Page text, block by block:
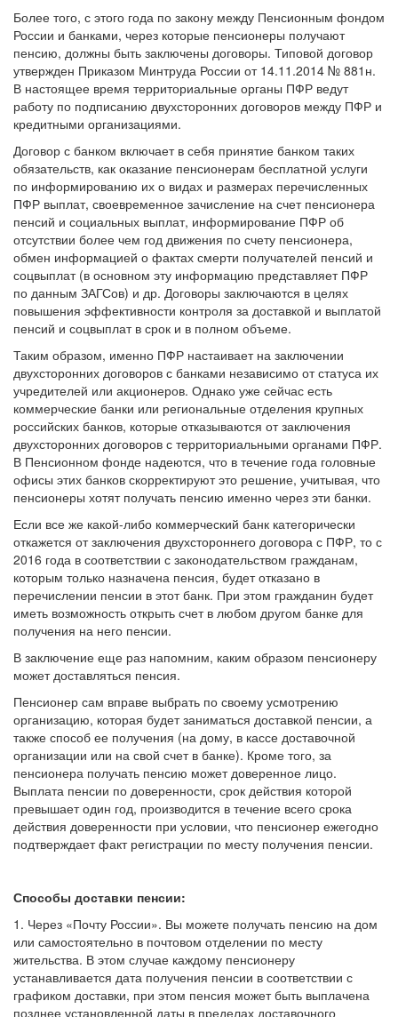
Более того, с этого года по закону между Пенсионным фондом
России и банками, через которые пенсионеры получают
пенсию, должны быть заключены договоры. Типовой договор
утвержден Приказом Минтруда России от 14.11.2014 № 881н.
В настоящее время территориальные органы ПФР ведут
работу по подписанию двухсторонних договоров между ПФР и
кредитными организациями.
Договор с банком включает в себя принятие банком таких
обязательств, как оказание пенсионерам бесплатной услуги
по информированию их о видах и размерах перечисленных
ПФР выплат, своевременное зачисление на счет пенсионера
пенсий и социальных выплат, информирование ПФР об
отсутствии более чем год движения по счету пенсионера,
обмен информацией о фактах смерти получателей пенсий и
соцвыплат (в основном эту информацию представляет ПФР
по данным ЗАГСов) и др. Договоры заключаются в целях
повышения эффективности контроля за доставкой и выплатой
пенсий и соцвыплат в срок и в полном объеме.
Таким образом, именно ПФР настаивает на заключении
двухсторонних договоров с банками независимо от статуса их
учредителей или акционеров. Однако уже сейчас есть
коммерческие банки или региональные отделения крупных
российских банков, которые отказываются от заключения
двухсторонних договоров с территориальными органами ПФР.
В Пенсионном фонде надеются, что в течение года головные
офисы этих банков скорректируют это решение, учитывая, что
пенсионеры хотят получать пенсию именно через эти банки.
Если все же какой-либо коммерческий банк категорически
откажется от заключения двухстороннего договора с ПФР, то с
2016 года в соответствии с законодательством гражданам,
которым только назначена пенсия, будет отказано в
перечислении пенсии в этот банк. При этом гражданин будет
иметь возможность открыть счет в любом другом банке для
получения на него пенсии.
В заключение еще раз напомним, каким образом пенсионеру
может доставляться пенсия.
Пенсионер сам вправе выбрать по своему усмотрению
организацию, которая будет заниматься доставкой пенсии, а
также способ ее получения (на дому, в кассе доставочной
организации или на свой счет в банке). Кроме того, за
пенсионера получать пенсию может доверенное лицо.
Выплата пенсии по доверенности, срок действия которой
превышает один год, производится в течение всего срока
действия доверенности при условии, что пенсионер ежегодно
подтверждает факт регистрации по месту получения пенсии.
Способы доставки пенсии:
1. Через «Почту России». Вы можете получать пенсию на дом
или самостоятельно в почтовом отделении по месту
жительства. В этом случае каждому пенсионеру
устанавливается дата получения пенсии в соответствии с
графиком доставки, при этом пенсия может быть выплачена
позднее установленной даты в пределах доставочного